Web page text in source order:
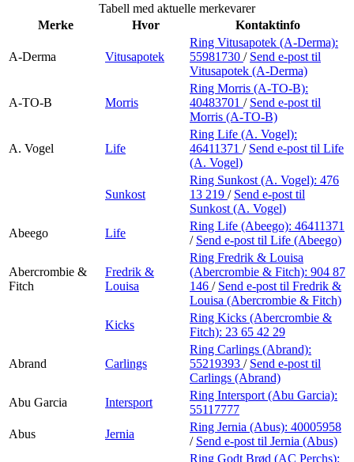
Parkering
Praktisk informasjon
Gavekort
Tabell med aktuelle merkevarer
Merke
Hvor Kontaktinfo
A-Derma Vitusapotek
Ring Vitusapotek (A-Derma):
55981730 / Send e-post til
Vitusapotek (A-Derma)
A-TO-B Morris
Ring Morris (A-TO-B):
40483701 / Send e-post til
Morris (A-TO-B)
A. Vogel Life
Ring Life (A. Vogel):
46411371 / Send e-post til Life
(A. Vogel)
Sunkost
Ring Sunkost (A. Vogel): 476
13 219 / Send e-post til
Sunkost (A. Vogel)
Abeego
Life
Ring Life (Abeego): 46411371
/ Send e-post til Life (Abeego)
Abercrombie &
Fitch
Fredrik &
Louisa
Ring Fredrik & Louisa
(Abercrombie & Fitch): 904 87
146 / Send e-post til Fredrik &
Louisa (Abercrombie & Fitch)
Kicks
Ring Kicks (Abercrombie &
Fitch): 23 65 42 29
Abrand Carlings
Ring Carlings (Abrand):
55219393 / Send e-post til
Carlings (Abrand)
Abu Garcia
Intersport
Ring Intersport (Abu Garcia):
55117777
Abus
Jernia
Ring Jernia (Abus): 40005958
/ Send e-post til Jernia (Abus)
Ring Godt Brød (AC Perchs):